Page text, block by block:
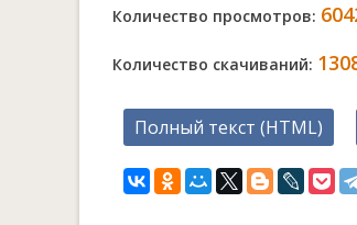
Количество просмотров:
Количество скачиваний:
Полный текст (HTML)